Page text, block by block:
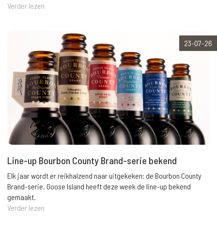
Verder lezen
23-07-26
Line-up Bourbon County Brand-serie bekend
Elk jaar wordt er reikhalzend naar uitgekeken: de Bourbon County
Brand-serie. Goose Island heeft deze week de line-up bekend
gemaakt.
Verder lezen